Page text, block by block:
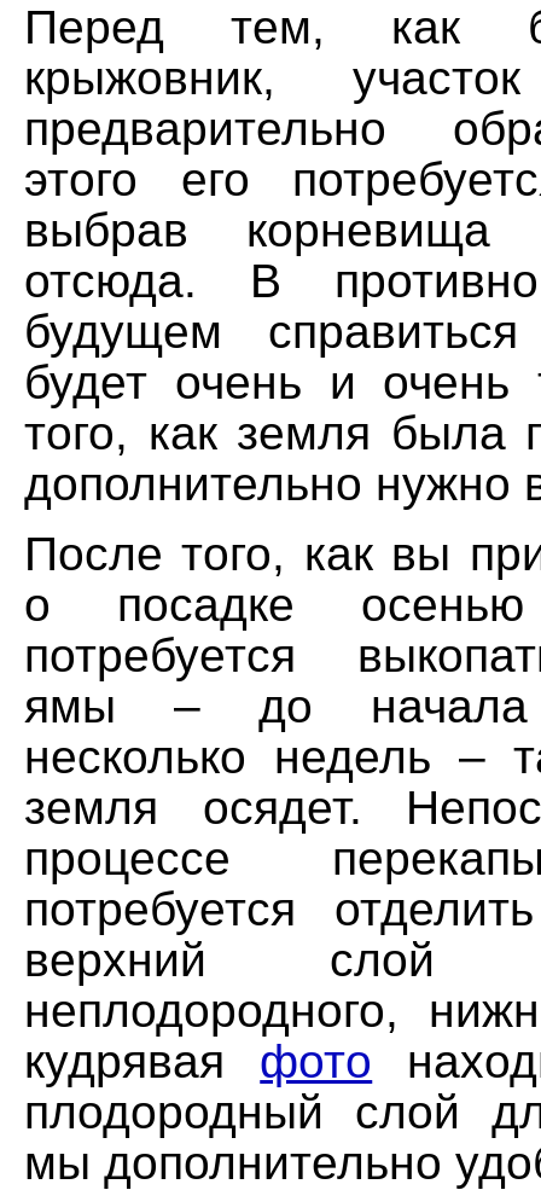
Перед тем, как
крыжовник,
предварительно
этого его
выбрав корневища
отсюда. В
будущем
будет очень и очень
того, как земля была
дополнительно нужно
После того, как вы
о посадке осенью
потребуется
ямы – до начала
несколько недель –
земля осядет.
процессе
потребуется
верхний слой
неплодородного,
кудрявая фото
плодородный слой
мы дополнительно